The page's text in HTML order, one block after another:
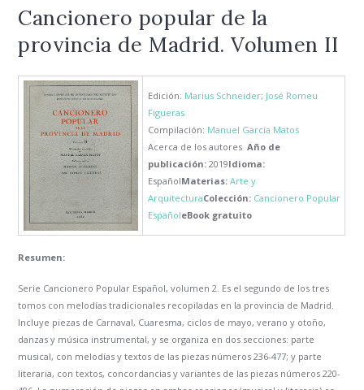
Cancionero popular de la
provincia de Madrid. Volumen II
Edición: Marius Schneider; José Romeu
Figueras
Compilación: Manuel García Matos
Acerca de los autores Año de
publicación:2019Idioma:
EspañolMaterias: Arte y
ArquitecturaColección: Cancionero Popular
EspañoleBook gratuito
Resumen:
Serie Cancionero Popular Español, volumen 2. Es el segundo de los tres
tomos con melodías tradicionales recopiladas en la provincia de Madrid.
Incluye piezas de Carnaval, Cuaresma, ciclos de mayo, verano y otoño,
danzas y música instrumental, y se organiza en dos secciones: parte
musical, con melodías y textos de las piezas números 236-477; y parte
literaria, con textos, concordancias y variantes de las piezas números 220-